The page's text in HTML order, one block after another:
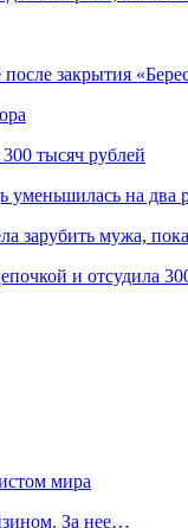
закрытия
тысяч рублей
уменьшилась на
зарубить мужа,
и отсудила
мира
За нее…